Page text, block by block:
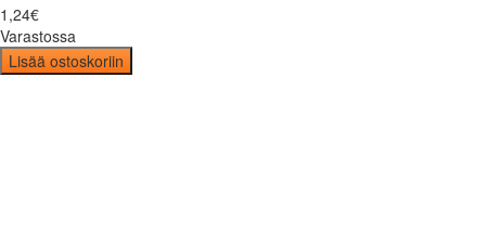
1 ,24€
Varastossa
Lisää ostoskoriin